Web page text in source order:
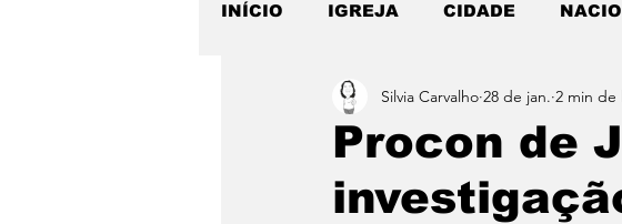
INÍCIO IGREJA CIDADE
ESPORTE
Procon de
Silvia Carvalho 28 de jan. 2 min de